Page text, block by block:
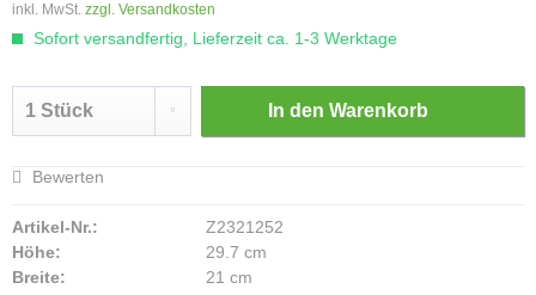
inkl. MwSt. zzgl. Versandkosten
Sofort versandfertig, Lieferzeit ca. 1-3 Werktage
In den Warenkorb
Bewerten
Artikel-Nr.:
Z2321252
Höhe:
29.7 cm
Breite:
21 cm